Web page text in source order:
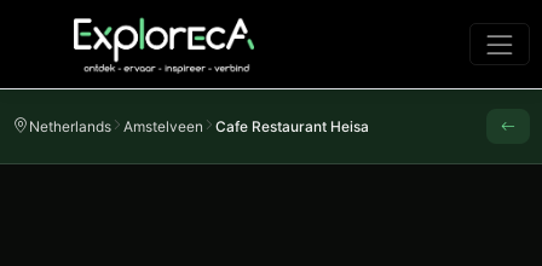
Netherlands Amstelveen Cafe Restaurant Heisa